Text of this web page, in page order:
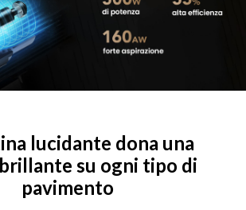
lucidante dona una
su ogni tipo di
pavimento